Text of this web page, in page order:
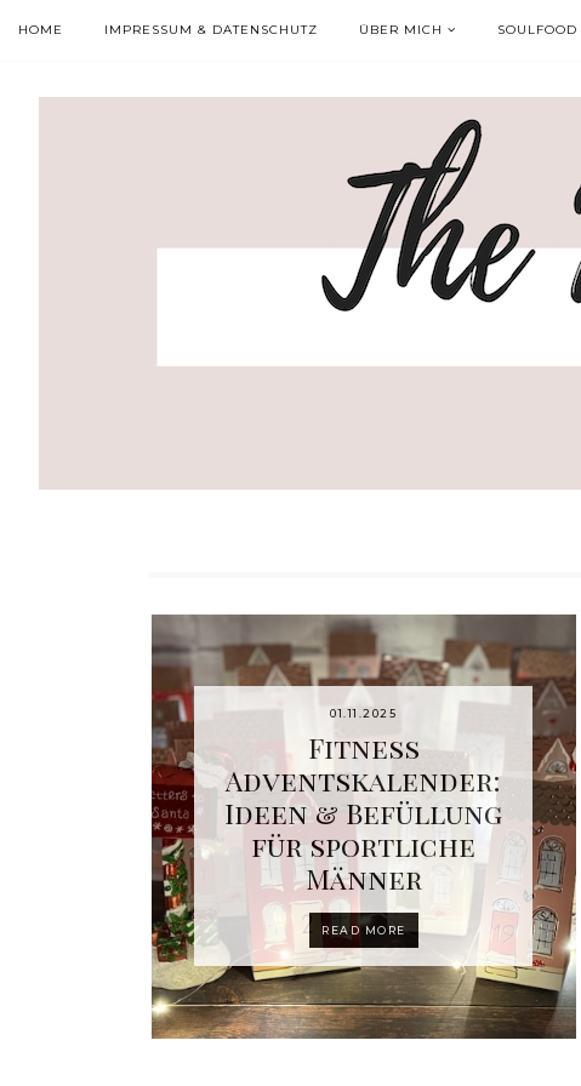
HOME IMPRESSUM & DATENSCHUTZ ÜBER MICH SOULFOOD
01.11.2025
Fitness
Adventskalender:
Ideen & Befüllung
für sportliche
Männer
READ MORE